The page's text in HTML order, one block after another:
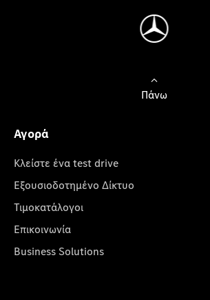
Πάνω
Αγορά
Κλείστε ένα test drive
Εξουσιοδοτημένο Δίκτυο
Τιμοκατάλογοι
Επικοινωνία
Business Solutions